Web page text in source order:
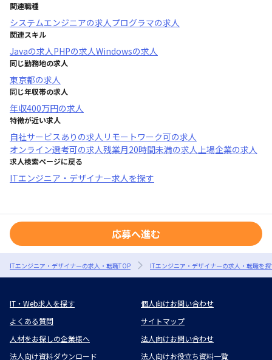
関連職種
システムエンジニアの求人プログラマの求人
関連スキル
Javaの求人PHPの求人Windowsの求人
同じ勤務地の求人
東京都の求人
同じ年収帯の求人
年収400万円の求人
特徴が近い求人
自社サービスあり の求人 リモートワーク可の求人
オンライン選考可の求人残業月20時間未満の求人上場企業の求人
求人検索ページに戻る
ITエンジニア・デザイナー求人を探す
応募へ進む
ITエンジニア・デザイナーの求人・転職TOP ITエンジニア・デザイナーの求人・転職を
IT・Web求人を探す
個人向けお問い合わせ
よくある質問
サイトマップ
人材をお探しの企業様へ
法人向けお問い合わせ
法人向け資料ダウンロード
法人向けお役立ち資料一覧